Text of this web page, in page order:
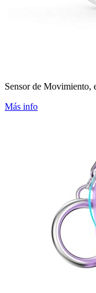
Sensor de Movimiento,
Más info